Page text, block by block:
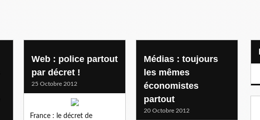
Web : police partout
par décret !
25 Octobre 2012
France : le décret de
Médias : toujours
les mêmes
économistes
partout
20 Octobre 2012